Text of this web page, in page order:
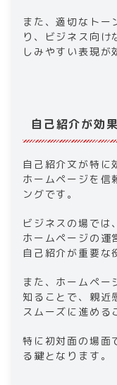
また、適切なトー
り、ビジネス向け
しみやすい表現が
自己紹介が効
自己紹介文が特に
ホームページを信
ングです。
ビジネスの場では
ホームページの運
自己紹介が重要な
また、​​ホームペー
知ることで、親近
スムーズに進める
特に初対面の場面
る鍵となります。​